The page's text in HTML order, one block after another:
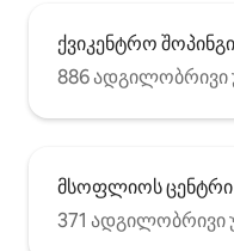
ქვიკენტრო შოპინგი
886 ადგილობრივი
მსოფლიოს ცენტრი
371 ადგილობრივი